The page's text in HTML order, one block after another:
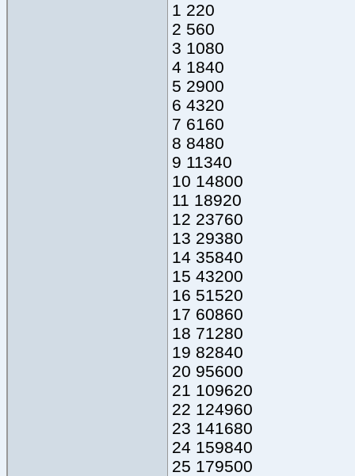
1 220
2 560
3 1080
4 1840
5 2900
6 4320
7 6160
8 8480
9 11340
10 14800
11 18920
12 23760
13 29380
14 35840
15 43200
16 51520
17 60860
18 71280
19 82840
20 95600
21 109620
22 124960
23 141680
24 159840
25 179500